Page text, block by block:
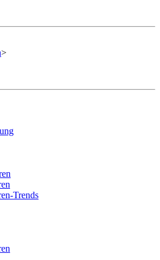
>
Trends